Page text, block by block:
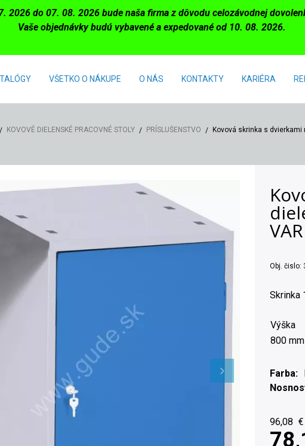
2026 do 07. 08. 2026 bude naša firma z dôvodu celozávodnej
Vaše objednávky budú vybavené a expedované od 10. 08. 2026.
VŠETKO O NÁKUPE O NÁS KONTAKTY KARIÉRA
KOVOVÉ DIELENSKÉ PRACOVNÉ STOLY PRÍSLUŠENSTVO Kovová skrinka s
Obj. čislo:
Skrinka
Výška
800 mm
Farba
96,08 €